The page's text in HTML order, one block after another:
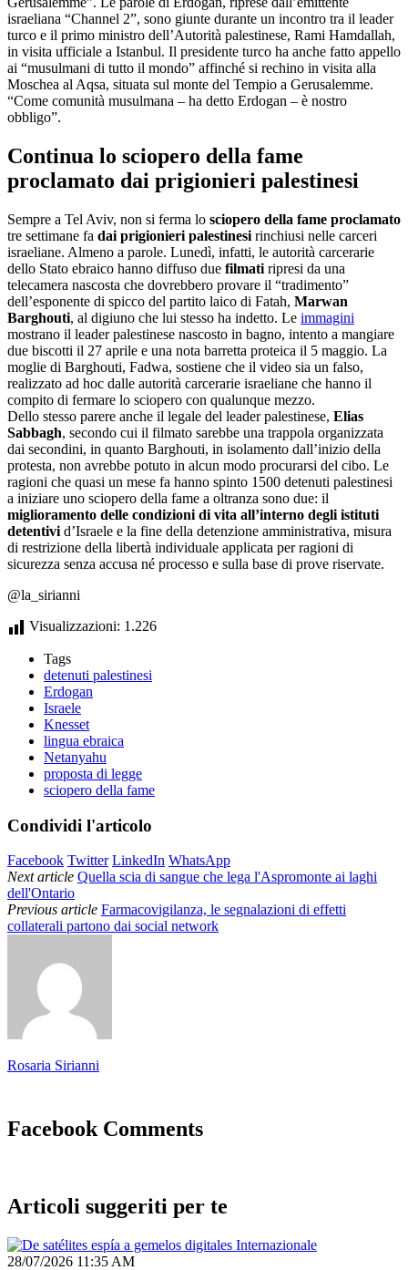
israeliana “Channel 2”, sono giunte durante un incontro tra il leader
turco e il primo ministro dell’Autorità palestinese, Rami Hamdallah,
in visita ufficiale a Istanbul. Il presidente turco ha anche fatto appello
ai “musulmani di tutto il mondo” affinché si rechino in visita alla
Moschea al Aqsa, situata sul monte del Tempio a Gerusalemme.
“Come comunità musulmana – ha detto Erdogan – è nostro
obbligo”.
Continua lo sciopero della fame
proclamato dai prigionieri palestinesi
Sempre a Tel Aviv, non si ferma lo sciopero della fame proclamato
tre settimane fa dai prigionieri palestinesi rinchiusi nelle carceri
israeliane. Almeno a parole. Lunedì, infatti, le autorità carcerarie
dello Stato ebraico hanno diffuso due filmati ripresi da una
telecamera nascosta che dovrebbero provare il “tradimento”
dell’esponente di spicco del partito laico di Fatah, Marwan
Barghouti, al digiuno che lui stesso ha indetto. Le immagini
mostrano il leader palestinese nascosto in bagno, intento a mangiare
due biscotti il 27 aprile e una nota barretta proteica il 5 maggio. La
moglie di Barghouti, Fadwa, sostiene che il video sia un falso,
realizzato ad hoc dalle autorità carcerarie israeliane che hanno il
compito di fermare lo sciopero con qualunque mezzo.
Dello stesso parere anche il legale del leader palestinese, Elias
Sabbagh, secondo cui il filmato sarebbe una trappola organizzata
dai secondini, in quanto Barghouti, in isolamento dall’inizio della
protesta, non avrebbe potuto in alcun modo procurarsi del cibo. Le
ragioni che quasi un mese fa hanno spinto 1500 detenuti palestinesi
a iniziare uno sciopero della fame a oltranza sono due: il
miglioramento delle condizioni di vita all’interno degli istituti
detentivi d’Israele e la fine della detenzione amministrativa, misura
di restrizione della libertà individuale applicata per ragioni di
sicurezza senza accusa né processo e sulla base di prove riservate.
@la_sirianni
Visualizzazioni: 1.226
Tags
detenuti palestinesi
Erdogan
Israele
Knesset
lingua ebraica
Netanyahu
proposta di legge
sciopero della fame
Condividi l'articolo
Facebook Twitter LinkedIn WhatsApp
Next article Quella scia di sangue che lega l'Aspromonte ai laghi
dell'Ontario
Previous article Farmacovigilanza, le segnalazioni di effetti
collaterali partono dai social network
Rosaria Sirianni
Facebook Comments
Articoli suggeriti per te
Internazionale
28/07/2026 11:35 AM